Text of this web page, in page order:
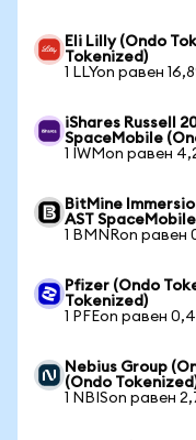
Eli Lilly (Ondo
Tokenized)
1 LLYon равен
iShares Russell
SpaceMobile
1 IWMon равен
BitMine
AST
1 BMNRon равен
Pfizer (Ondo
Tokenized)
1 PFEon равен
Nebius Group
(Ondo
1 NBISon равен